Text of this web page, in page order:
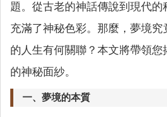
題。從古老的神話傳說到現代的
充滿了神秘色彩。那麼，夢境究
的人生有何關聯？本文將帶領您
的神秘面紗。
一、夢境的本質